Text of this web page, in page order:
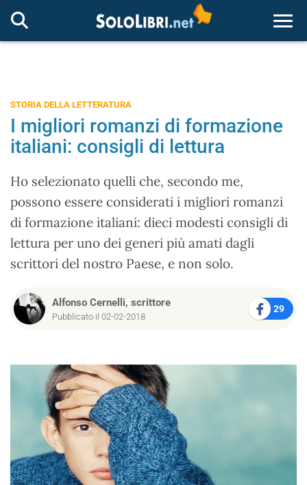
STORIA DELLA LETTERATURA
I migliori romanzi di formazione
italiani: consigli di lettura
Ho selezionato quelli che, secondo me,
possono essere considerati i migliori romanzi
di formazione italiani: dieci modesti consigli di
lettura per uno dei generi più amati dagli
scrittori del nostro Paese, e non solo.
Alfonso Cernelli, scrittore
Pubblicato il 02-02-2018
29